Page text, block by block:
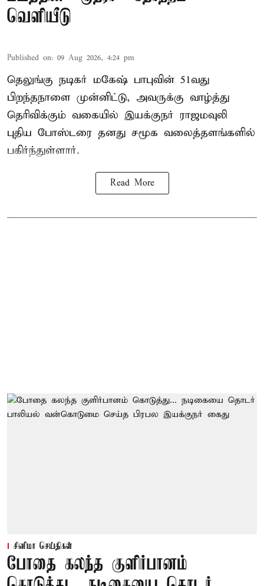
வெளியீடு
Published on: 09 Aug 2026, 4:24 pm
தெலுங்கு நடிகர் மகேஷ் பாபுவின் 51வது
பிறந்தநாளை முன்னிட்டு, அவருக்கு வாழ்த்து
தெரிவிக்கும் வகையில் இயக்குநர் ராஜமவுலி
புதிய போஸ்டரை தனது சமூக வலைத்தளங்களில்
பகிர்ந்துள்ளார்.
Read More
சினிமா செய்திகள்
போதை கலந்த குளிர்பானம்